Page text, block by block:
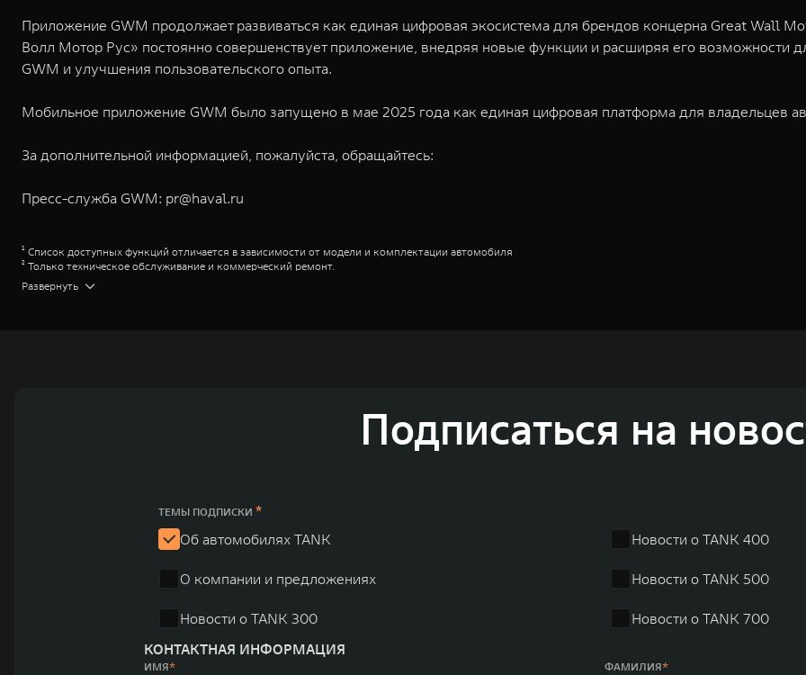
Приложение GWM продолжает развиваться как единая цифровая экосистема для брендов концерна Great Wall
Волл Мотор Рус» постоянно совершенствует приложение, внедряя новые функции и расширяя его возможности
GWM и улучшения пользовательского опыта.
Мобильное приложение GWM было запущено в мае 2025 года как единая цифровая платформа для владельцев
За дополнительной информацией, пожалуйста, обращайтесь:
Пресс-служба GWM: pr@haval.ru
¹ Список доступных функций отличается в зависимости от модели и комплектации автомобиля
² Только техническое обслуживание и коммерческий ремонт.
Great Wall Motor Company Limited (GWM) — глобальный производитель внедорожников, кроссоверов и пикапов, специализирующийся на
зарегистрирована на Гонконгской и Шанхайской фондовых биржах в 2003 и 2011 годах соответственно. Сфера деятельности концерна GWM включает
Развернуть
Подписаться на
ТЕМЫ ПОДПИСКИ *
Об автомобилях TANK
О компании и предложениях
Новости о TANK 300
Новости о TANK 400
Новости о TANK 500
Новости о TANK 700
КОНТАКТНАЯ ИНФОРМАЦИЯ
ИМЯ ФАМИЛИЯ